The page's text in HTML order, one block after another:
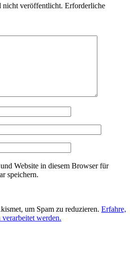
veröffentlicht. Erforderliche
Website in diesem Browser für
speichern.
um Spam zu reduzieren. Erfahre,
werden.